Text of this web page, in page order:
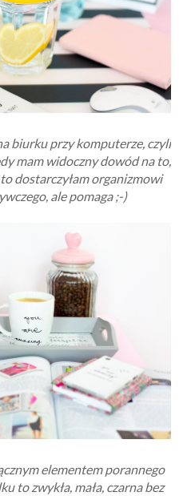
biurku przy komputerze, czyli
mam widoczny dowód na to,
dostarczyłam organizmowi
ale pomaga ;-)
elementem porannego
to zwykła, mała, czarna bez